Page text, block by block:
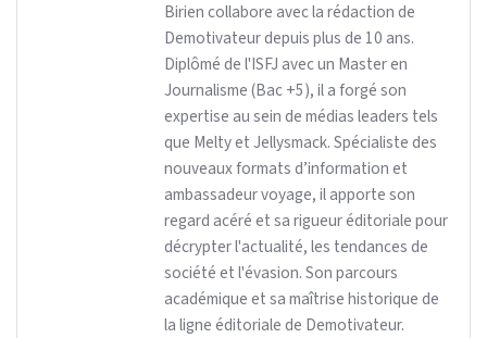
Birien collabore avec la rédaction de
Demotivateur depuis plus de 10 ans.
Diplômé de l'ISFJ avec un Master en
Journalisme (Bac +5), il a forgé son
expertise au sein de médias leaders tels
que Melty et Jellysmack. Spécialiste des
nouveaux formats d’information et
ambassadeur voyage, il apporte son
regard acéré et sa rigueur éditoriale pour
décrypter l'actualité, les tendances de
société et l'évasion. Son parcours
académique et sa maîtrise historique de
la ligne éditoriale de Demotivateur.